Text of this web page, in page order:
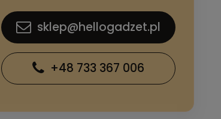
sklep@hellogadzet.pl
+48 733 367 006